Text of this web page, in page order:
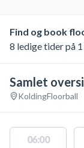
Find og book
8 ledige tider på
Samlet
KoldingFloorball
06:00